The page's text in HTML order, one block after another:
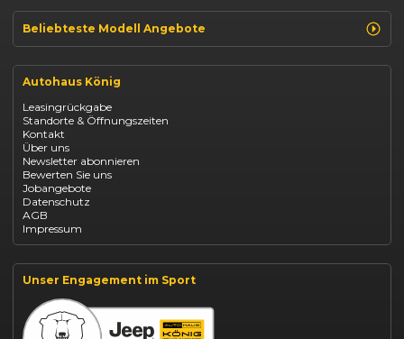
Beliebteste Modell Angebote
Renault Arkana Leasing
Renault Captur Leasing
Opel Astra leasen
Opel Mokka kaufen
Opel Grandland finanzieren
Opel Vivaro Gewerbeleasing
Fiat 500 finanzieren
Fiat Panda leasen
Dacia Duster finanzieren
Dacia Sandero kaufen
Dacia Jogger leasen
Jeep Compass leasen
Jeep Renegade finanzieren
Suzuki Swift finanzieren
BYD Dolphin finanzieren
Kia Ceed finanzieren
Kia Sportage leasen
Mazda CX-30 finanzieren
Autohaus König
Leasingrückgabe
Standorte & Öffnungszeiten
Kontakt
Über uns
Newsletter abonnieren
Bewerten Sie uns
Jobangebote
Datenschutz
AGB
Impressum
Unser Engagement im Sport